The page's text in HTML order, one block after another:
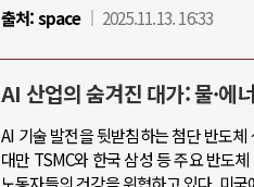
출처:space 2025.11.13. 16:33
AI 산업의 숨겨진 대가: 물·에
AI 기술 발전을 뒷받침하는 첨단 반도
대만 TSMC와 한국 삼성 등 주요 반도